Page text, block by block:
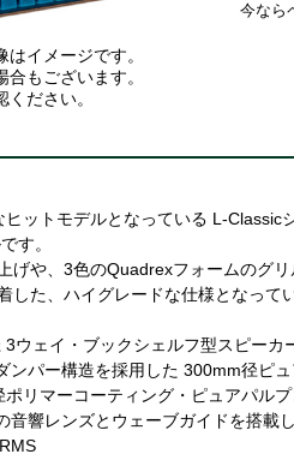
イメージです。
もございます。
ださい。
今なら
ットモデルとなっている L-
す。
げや、3色のQuadrexフォームのグ
した、ハイグレードな仕様となってい
ウェイ・ブックシェルフ型スピーカ
ンパー構造を採用した 300mm径ピ
リマーコーティング・ピュアパル
音響レンズとウェーブガイドを搭